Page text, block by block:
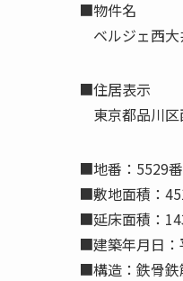
■物件名
ベルジェ西大
■住居表示
東京都品川
■地番：5529
■敷地面積：
■延床面積：
■建築年月日：
■構造：鉄骨鉄